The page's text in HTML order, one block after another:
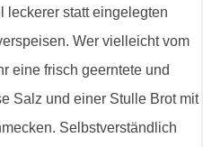
leckerer statt eingelegten
Wer vielleicht vom
eine frisch geerntete und
Salz und einer Stulle Brot mit
Selbstverständlich